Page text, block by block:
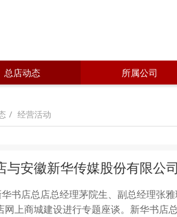
总店动态 所属公司
经营活动
与安徽新华传媒股份有限公
书店总店总经理茅院生、副总经理张
网上商城建设进行专题座谈。新华书店